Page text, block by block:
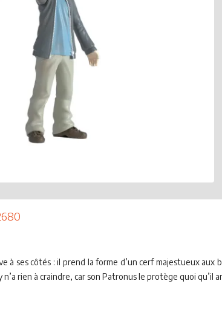
ses côtés : il prend la forme d’un cerf majestueux aux
rien à craindre, car son Patronus le protège quoi qu’il